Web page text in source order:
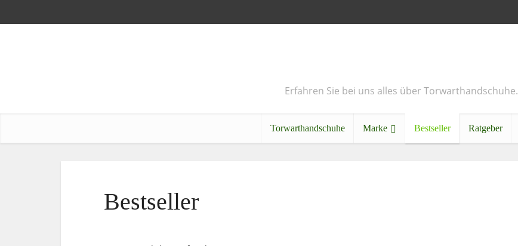
Erfahren Sie bei uns alles über Torwarthandschuhe.
Torwarthandschuhe Marke Bestseller Ratgeber
Bestseller